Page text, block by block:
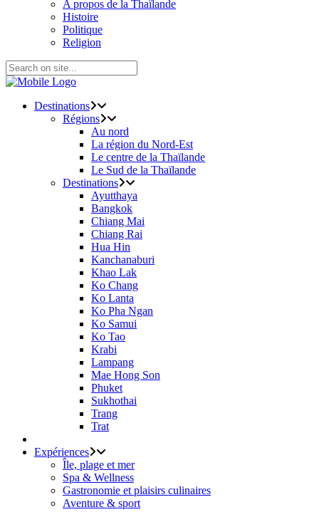
A propos de la Thaïlande
Histoire
Politique
Religion
Destinations
Régions
Au nord
La région du Nord-Est
Le centre de la Thaïlande
Le Sud de la Thaïlande
Destinations
Ayutthaya
Bangkok
Chiang Mai
Chiang Rai
Hua Hin
Kanchanaburi
Khao Lak
Ko Chang
Ko Lanta
Ko Pha Ngan
Ko Samui
Ko Tao
Krabi
Lampang
Mae Hong Son
Phuket
Sukhothai
Trang
Trat
Expériences
Île, plage et mer
Spa & Wellness
Gastronomie et plaisirs culinaires
Aventure & sport